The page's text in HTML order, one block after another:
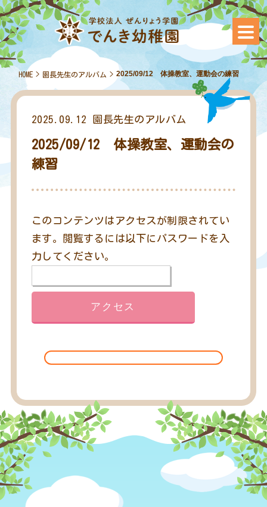
HOME > 園長先生のアルバム > 2025/09/12 体操教室、運動会の練習
2025.09.12 園長先生のアルバム
2025/09/12 体操教室、運動会の
練習
このコンテンツはアクセスが制限されてい
ます。閲覧するには以下にパスワードを入
力してください。